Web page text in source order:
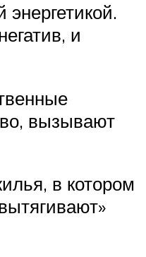
и
вызывают
в котором